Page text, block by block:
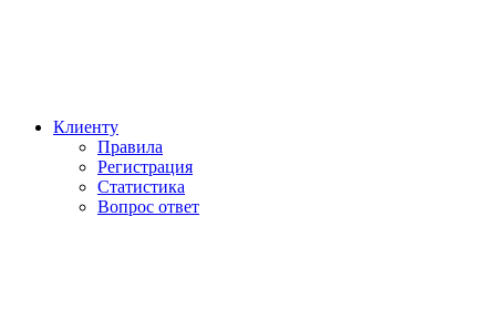
Клиенту
Правила
Регистрация
Статистика
Вопрос ответ